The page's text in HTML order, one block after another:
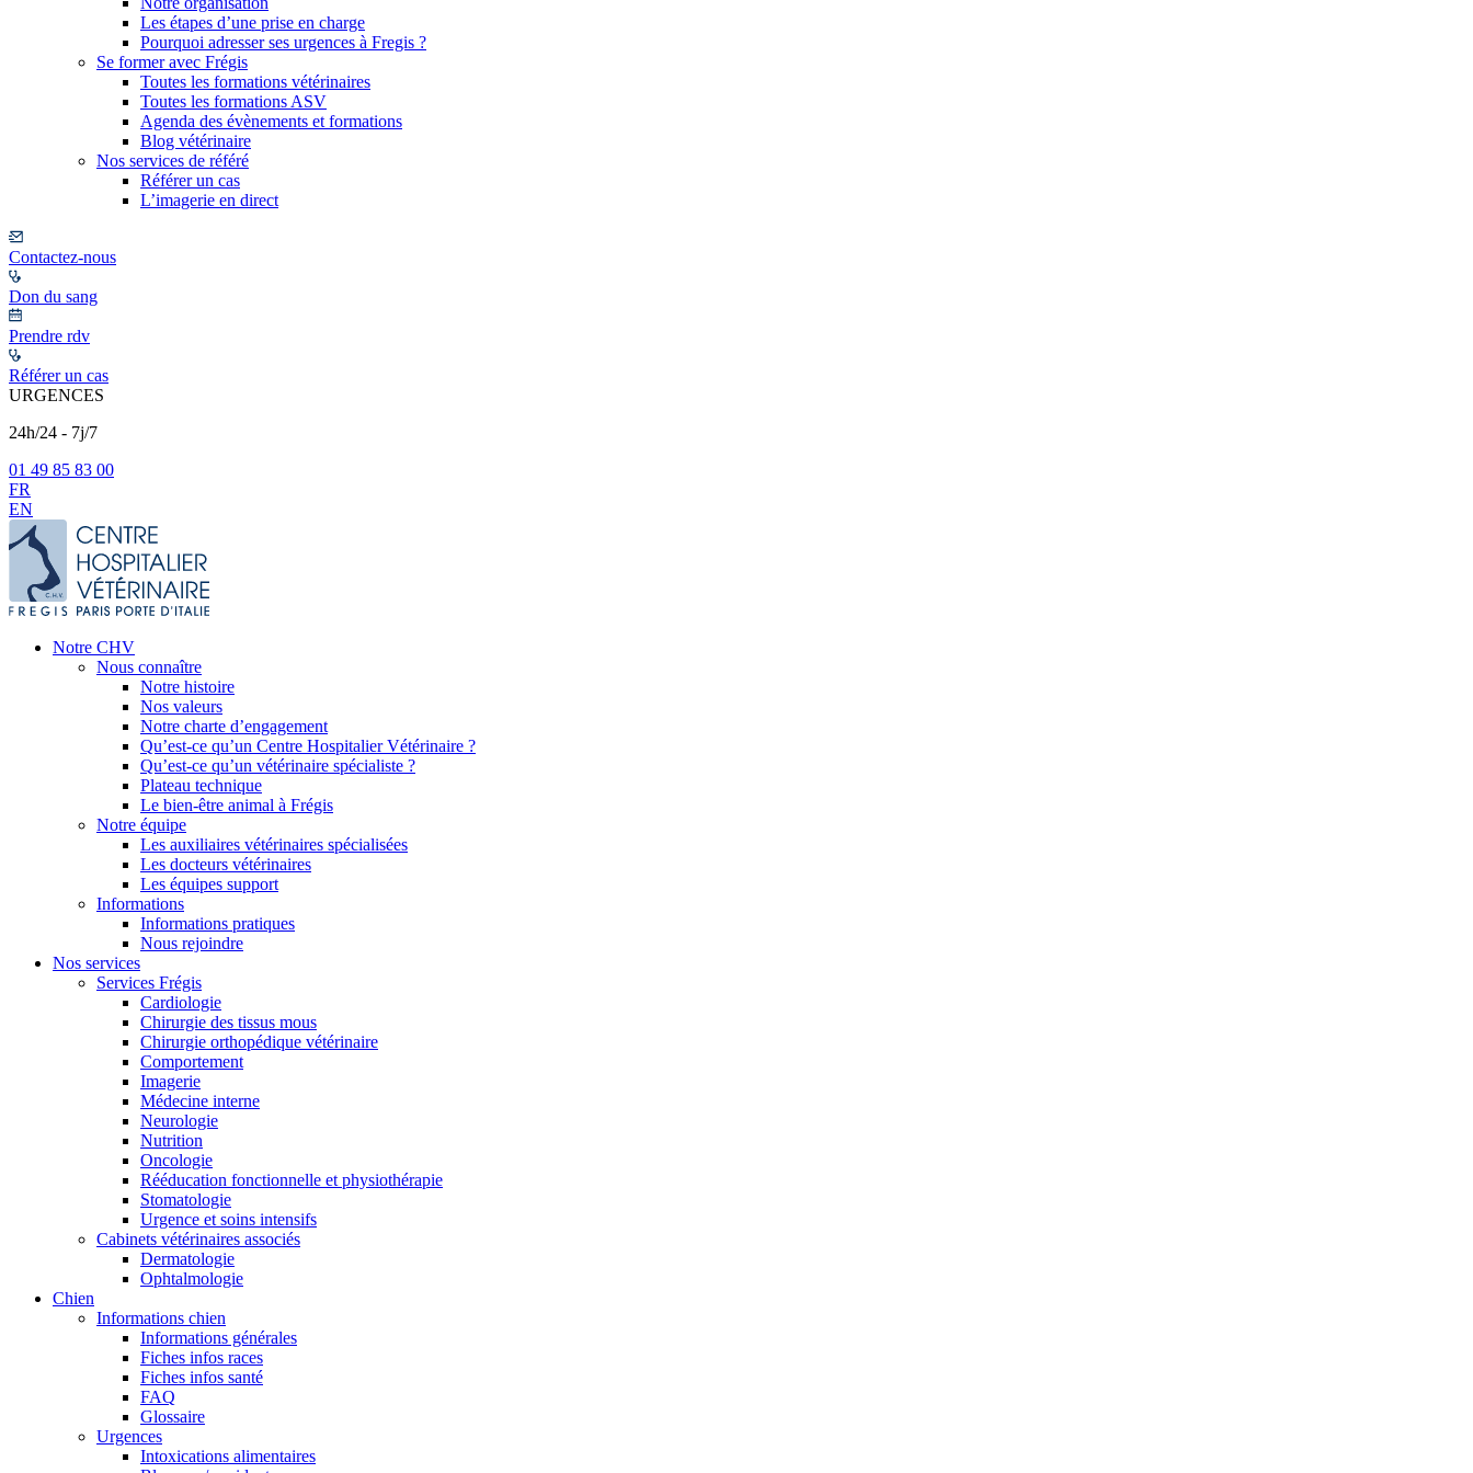
Les étapes d’une prise en charge
Pourquoi adresser ses urgences à Fregis ?
Se former avec Frégis
Toutes les formations vétérinaires
Toutes les formations ASV
Agenda des évènements et formations
Blog vétérinaire
Nos services de référé
Référer un cas
L’imagerie en direct
Contactez-nous
Don du sang
Prendre rdv
Référer un cas
URGENCES
24h/24 - 7j/7
01 49 85 83 00
FR
EN
Notre CHV
Nous connaître
Notre histoire
Nos valeurs
Notre charte d’engagement
Qu’est-ce qu’un Centre Hospitalier Vétérinaire ?
Qu’est-ce qu’un vétérinaire spécialiste ?
Plateau technique
Le bien-être animal à Frégis
Notre équipe
Les auxiliaires vétérinaires spécialisées
Les docteurs vétérinaires
Les équipes support
Informations
Informations pratiques
Nous rejoindre
Nos services
Services Frégis
Cardiologie
Chirurgie des tissus mous
Chirurgie orthopédique vétérinaire
Comportement
Imagerie
Médecine interne
Neurologie
Nutrition
Oncologie
Rééducation fonctionnelle et physiothérapie
Stomatologie
Urgence et soins intensifs
Cabinets vétérinaires associés
Dermatologie
Ophtalmologie
Chien
Informations chien
Informations générales
Fiches infos races
Fiches infos santé
FAQ
Glossaire
Urgences
Intoxications alimentaires